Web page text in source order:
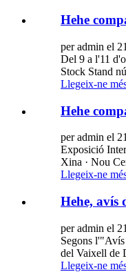
Hehe
per admin el
Del 9 a l'11
Stock Stand
Llegeix-ne
Hehe
per admin el
Exposició
Xina · Nou
Llegeix-ne
Hehe, avís
per admin el
Segons
del Vaixell de
Llegeix-ne